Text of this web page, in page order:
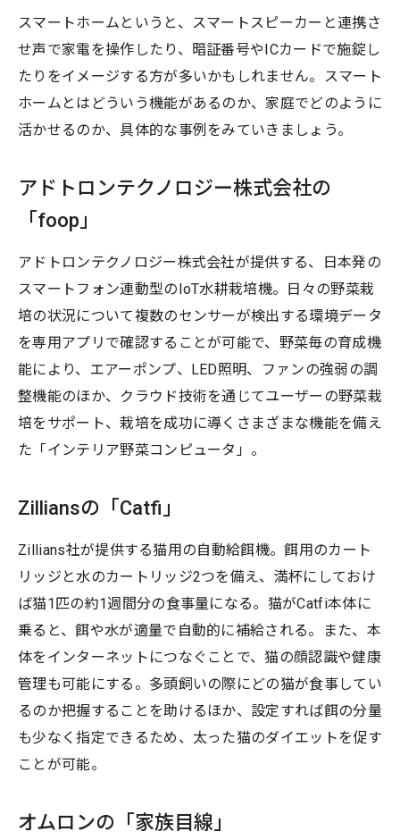
スマートホームというと、スマートスピーカーと連携さ
せ声で家電を操作したり、暗証番号やICカードで施錠し
たりをイメージする方が多いかもしれません。スマート
ホームとはどういう機能があるのか、家庭でどのように
活かせるのか、具体的な事例をみていきましょう。
アドトロンテクノロジー株式会社の
「foop」
アドトロンテクノロジー株式会社が提供する、日本発の
スマートフォン連動型のIoT水耕栽培機。日々の野菜栽
培の状況について複数のセンサーが検出する環境データ
を専用アプリで確認することが可能で、野菜毎の育成機
能により、エアーポンプ、LED照明、ファンの強弱の調
整機能のほか、クラウド技術を通じてユーザーの野菜栽
培をサポート、栽培を成功に導くさまざまな機能を備え
た「インテリア野菜コンピュータ」。
Zilliansの「Catfi」
Zillians社が提供する猫用の自動給餌機。餌用のカート
リッジと水のカートリッジ2つを備え、満杯にしておけ
ば猫1匹の約1週間分の食事量になる。猫がCatfi本体に
乗ると、餌や水が適量で自動的に補給される。また、本
体をインターネットにつなぐことで、猫の顔認識や健康
管理も可能にする。多頭飼いの際にどの猫が食事してい
るのか把握することを助けるほか、設定すれば餌の分量
も少なく指定できるため、太った猫のダイエットを促す
ことが可能。
オムロンの「家族目線」